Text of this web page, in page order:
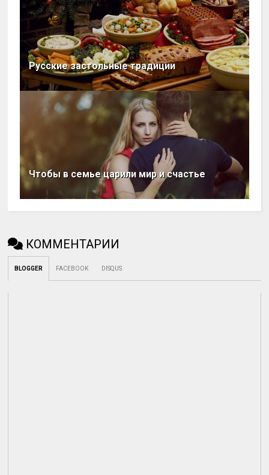
Русские застольные традиции
Чтобы в семье царили мир и счастье
КОММЕНТАРИИ
BLOGGER FACEBOOK DISQUS